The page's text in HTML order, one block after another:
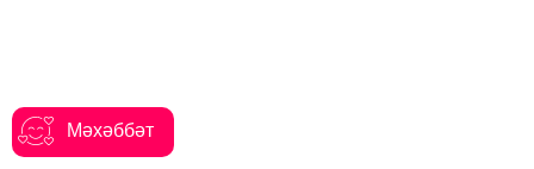
Мәхәббәт